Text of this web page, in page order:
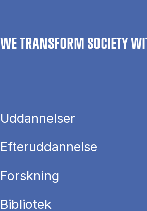
WE TRANSFORM SOCIETY
Uddannelser
Efteruddannelse
Forskning
Bibliotek